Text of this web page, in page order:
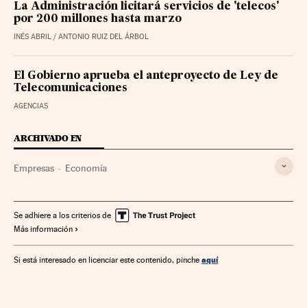
La Administración licitará servicios de 'telecos'
por 200 millones hasta marzo
INÉS ABRIL / ANTONIO RUIZ DEL ÁRBOL
El Gobierno aprueba el anteproyecto de Ley de
Telecomunicaciones
AGENCIAS
ARCHIVADO EN
Empresas Economía
Se adhiere a los criterios de
Más información
Si está interesado en licenciar este contenido, pinche aquí